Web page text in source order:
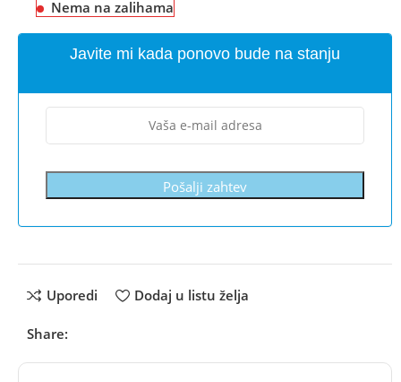
Nema na zalihama
Javite mi kada ponovo bude na stanju
Pošalji zahtev
Uporedi Dodaj u listu želja
Share: